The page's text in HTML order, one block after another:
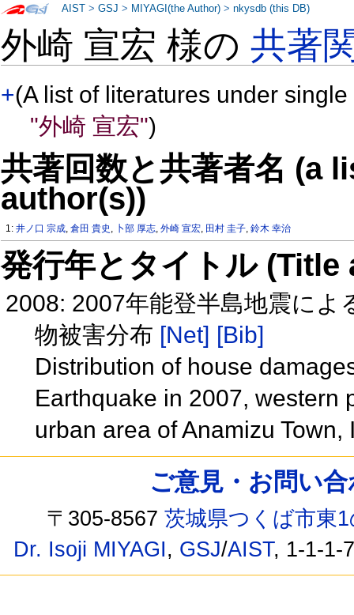
外崎 宣宏 様の共著
+(A list of literatures under
"外崎 宣宏")
共著回数と共著者名 (a
author(s))
1:井ノ口 宗成,倉田 貴史 , 卜部 厚志,外崎 宣宏, 田村 圭子,鈴木 幸治
発行年とタイトル
2008: 2007年能登半島地震によ
物被害分布 [Net] [Bib]
Distribution of house
Earthquake in 2007, western
urban area of Anamizu
AIST >GSJ > MIYAGI(the Author) >nkysdb (this DB)
ご意見・お問い
〒305-8567茨城県つくば市東
Dr. Isoji MIYAGI, GSJ/AIST, 1-1-1-